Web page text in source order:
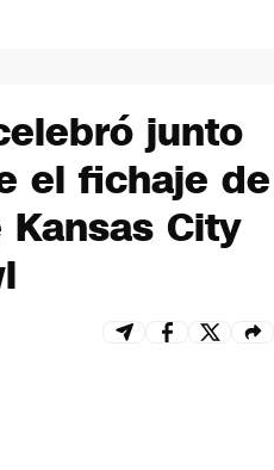
junto
el fichaje de
City